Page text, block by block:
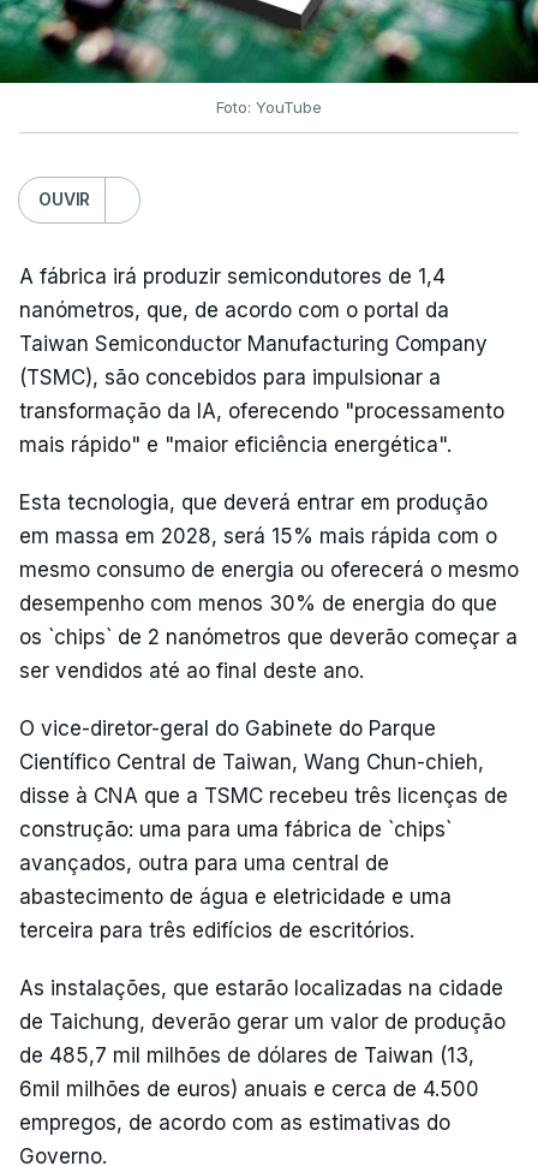
Foto: YouTube
OUVIR
A fábrica irá produzir semicondutores de 1,4
nanómetros, que, de acordo com o portal da
Taiwan Semiconductor Manufacturing Company
(TSMC), são concebidos para impulsionar a
transformação da IA, oferecendo "processamento
mais rápido" e "maior eficiência energética".
Esta tecnologia, que deverá entrar em produção
em massa em 2028, será 15% mais rápida com o
mesmo consumo de energia ou oferecerá o mesmo
desempenho com menos 30% de energia do que
os `chips` de 2 nanómetros que deverão começar a
ser vendidos até ao final deste ano.
O vice-diretor-geral do Gabinete do Parque
Científico Central de Taiwan, Wang Chun-chieh,
disse à CNA que a TSMC recebeu três licenças de
construção: uma para uma fábrica de `chips`
avançados, outra para uma central de
abastecimento de água e eletricidade e uma
terceira para três edifícios de escritórios.
As instalações, que estarão localizadas na cidade
de Taichung, deverão gerar um valor de produção
de 485,7 mil milhões de dólares de Taiwan (13,
6mil milhões de euros) anuais e cerca de 4.500
empregos, de acordo com as estimativas do
Governo.